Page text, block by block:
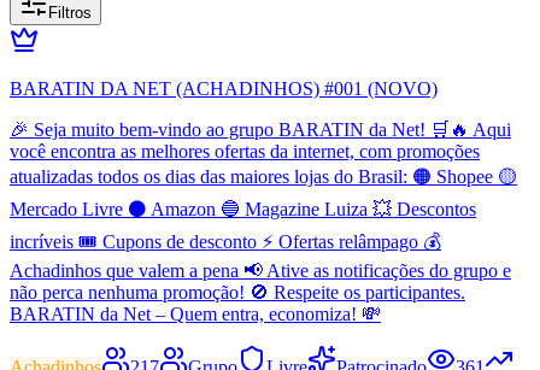
Filtros
BARATIN DA NET (ACHADINHOS) #001 (NOVO)
🎉 Seja muito bem-vindo ao grupo BARATIN da Net! 🛒🔥 Aqui
você encontra as melhores ofertas da internet, com promoções
atualizadas todos os dias das maiores lojas do Brasil: 🟠 Shopee 🟡
Mercado Livre ⚫ Amazon 🔵 Magazine Luiza 💥 Descontos
incríveis 🎟️ Cupons de desconto ⚡ Ofertas relâmpago 💰
Achadinhos que valem a pena 📢 Ative as notificações do grupo e
não perca nenhuma promoção! 🚫 Respeite os participantes.
BARATIN da Net – Quem entra, economiza! 💸